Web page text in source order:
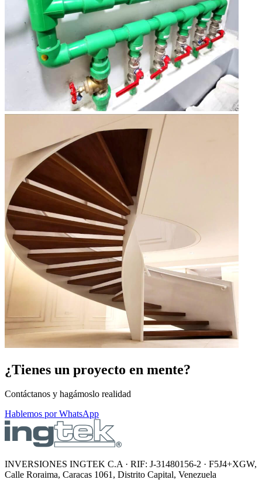
¿Tienes un proyecto en mente?
Contáctanos y hagámoslo realidad
Hablemos por WhatsApp
INVERSIONES INGTEK C.A · RIF: J-31480156-2 · F5J4+XGW,
Calle Roraima, Caracas 1061, Distrito Capital, Venezuela